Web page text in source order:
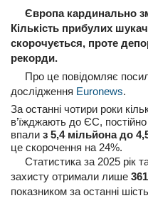
Європа кардинально
Кількість прибулих
скорочується, проте
рекорди.
Про це повідомляє
дослідження Euronews.
За останні чотири роки
в’їжджають до ЄС,
впали з 5,4 мільйона до
це скорочення на 24%.
Статистика за 2025 рік
захисту отримали лише
показником за останні